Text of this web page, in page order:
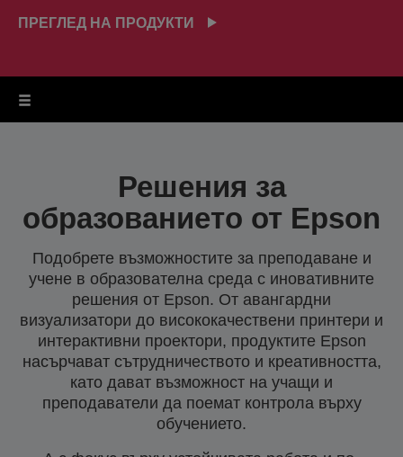
ПРЕГЛЕД НА ПРОДУКТИ
Решения за
образованието от Epson
Подобрете възможностите за преподаване и
учене в образователна среда с иновативните
решения от Epson. От авангардни
визуализатори до висококачествени принтери и
интерактивни проектори, продуктите Epson
насърчават сътрудничеството и креативността,
като дават възможност на учащи и
преподаватели да поемат контрола върху
обучението.